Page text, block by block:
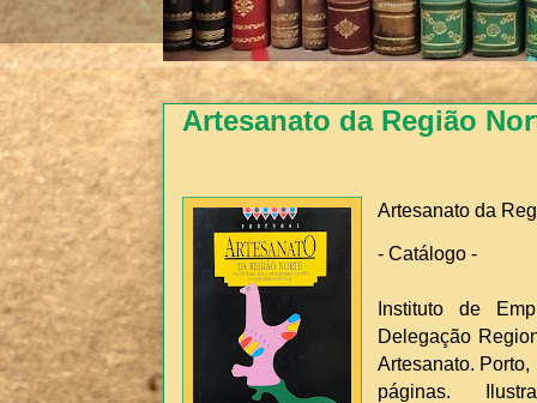
Artesanato da Região
Artesanato da
- Catálogo -
Instituto de
Delegação
Artesanato. Porto,
páginas.